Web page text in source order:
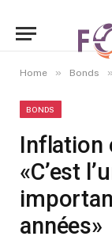
Home » Bonds »
BONDS
Inflation
«C’est
années»